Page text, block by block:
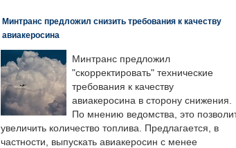
Минтранс предложил снизить требования к качеству
авиакеросина
Минтранс предложил
"скорректировать" технические
требования к качеству
авиакеросина в сторону снижения.
По мнению ведомства, это
увеличить количество топлива. Предлагается, в
частности, выпускать авиакеросин с менее